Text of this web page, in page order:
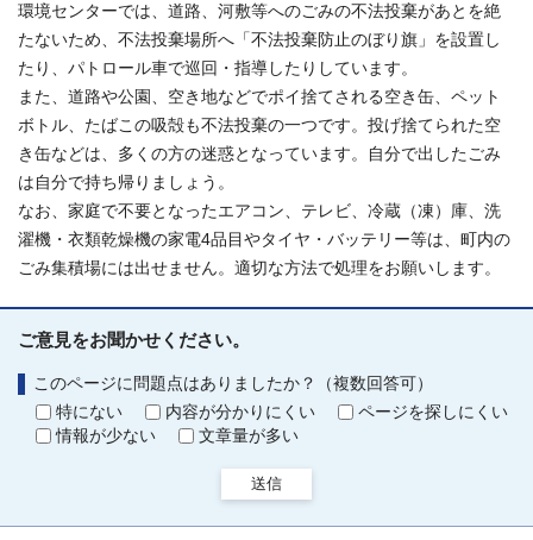
環境センターでは、道路、河敷等へのごみの不法投棄があとを絶
たないため、不法投棄場所へ「不法投棄防止のぼり旗」を設置し
たり、パトロール車で巡回・指導したりしています。
また、道路や公園、空き地などでポイ捨てされる空き缶、ペット
ボトル、たばこの吸殻も不法投棄の一つです。投げ捨てられた空
き缶などは、多くの方の迷惑となっています。自分で出したごみ
は自分で持ち帰りましょう。
なお、家庭で不要となったエアコン、テレビ、冷蔵（凍）庫、洗
濯機・衣類乾燥機の家電4品目やタイヤ・バッテリー等は、町内の
ごみ集積場には出せません。適切な方法で処理をお願いします。
ご意見をお聞かせください。
このページに問題点はありましたか？（複数回答可）
特にない
内容が分かりにくい
ページを探しにくい
情報が少ない
文章量が多い
送信